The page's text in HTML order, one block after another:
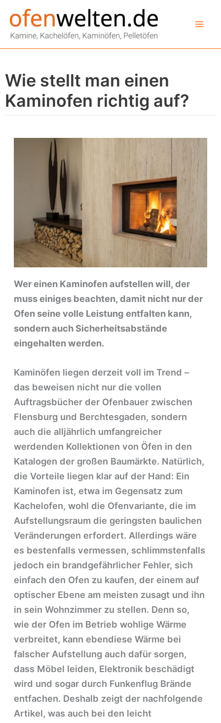
Inhalt
springen
Wie stellt man einen
Kaminofen richtig auf?
Wer einen Kaminofen aufstellen will, der
muss einiges beachten, damit nicht nur der
Ofen seine volle Leistung entfalten kann,
sondern auch Sicherheitsabstände
eingehalten werden.
Kaminöfen liegen derzeit voll im Trend –
das beweisen nicht nur die vollen
Auftragsbücher der Ofenbauer zwischen
Flensburg und Berchtesgaden, sondern
auch die alljährlich umfangreicher
werdenden Kollektionen von Öfen in den
Katalogen der großen Baumärkte. Natürlich,
die Vorteile liegen klar auf der Hand: Ein
Kaminofen ist, etwa im Gegensatz zum
Kachelofen, wohl die Ofenvariante, die im
Aufstellungsraum die geringsten baulichen
Veränderungen erfordert. Allerdings wäre
es bestenfalls vermessen, schlimmstenfalls
jedoch ein brandgefährlicher Fehler, sich
einfach den Ofen zu kaufen, der einem auf
optischer Ebene am meisten zusagt und ihn
in sein Wohnzimmer zu stellen. Denn so,
wie der Ofen im Betrieb wohlige Wärme
verbreitet, kann ebendiese Wärme bei
falscher Aufstellung auch dafür sorgen,
dass Möbel leiden, Elektronik beschädigt
wird und sogar durch Funkenflug Brände
entfachen. Deshalb zeigt der nachfolgende
Artikel, was auch bei den leicht